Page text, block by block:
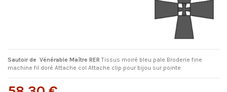
Sautoir de Vénérable Maître RER Tissus moiré bleu pale Broderie fine
machine fil doré Attache col Attache clip pour bijou sur pointe